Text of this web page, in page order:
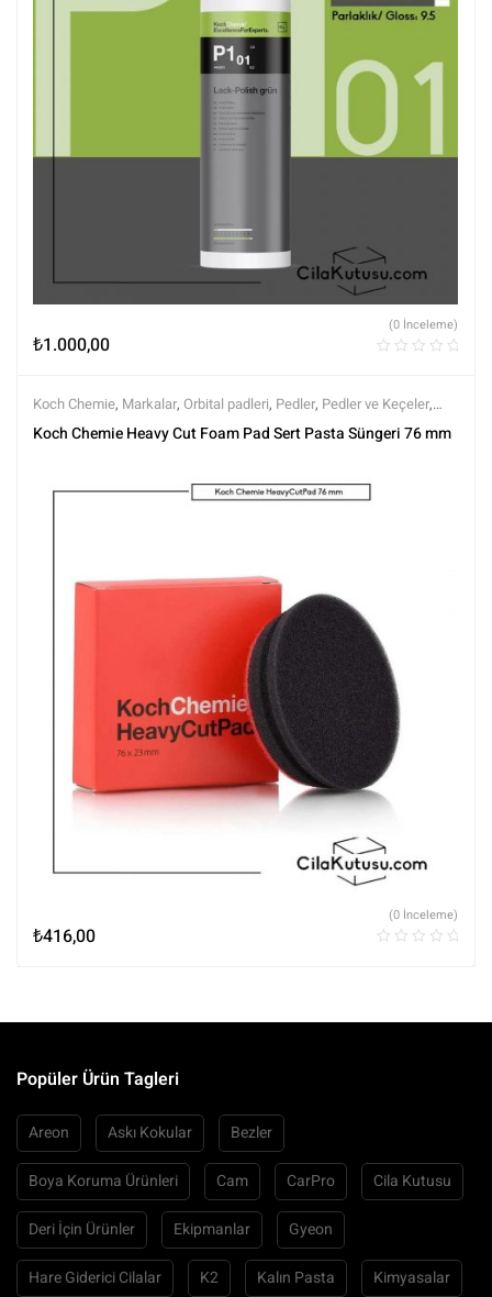
₺1.000,00
(0 İnceleme)
Koch Chemie, Markalar, Orbital padleri, Pedler, Pedler ve Keçeler,
Polisaj ve Parlatma,Tüm Ürünler, Tüm Ürünler
Koch Chemie Heavy Cut Foam Pad Sert Pasta Süngeri 76 mm
₺416,00
(0 İnceleme)
Popüler Ürün Tagleri
Areon Askı Kokular Bezler
Boya Koruma Ürünleri Cam CarPro Cila Kutusu
Deri İçin Ürünler Ekipmanlar Gyeon
Hare Giderici Cilalar K2 Kalın Pasta Kimyasalar